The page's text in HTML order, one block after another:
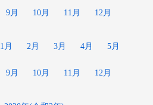
9月 10月 11月 12月
1月 2月 3月 4月 5月
9月 10月 11月 12月